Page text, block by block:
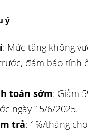
ý
: Mức tăng không
đảm bảo tính
toán sớm: Giảm
ngày 15/6/2025.
trả: 1%/tháng